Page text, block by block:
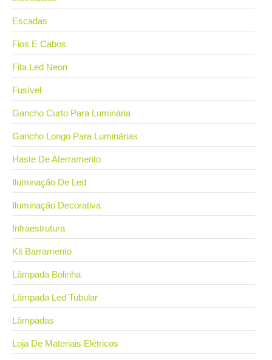
Escadas
Fios E Cabos
Fita Led Neon
Fusível
Gancho Curto Para Luminária
Gancho Longo Para Luminárias
Haste De Aterramento
Iluminação De Led
Iluminação Decorativa
Infraestrutura
Kit Barramento
Lâmpada Bolinha
Lâmpada Led Tubular
Lâmpadas
Loja De Materiais Elétricos